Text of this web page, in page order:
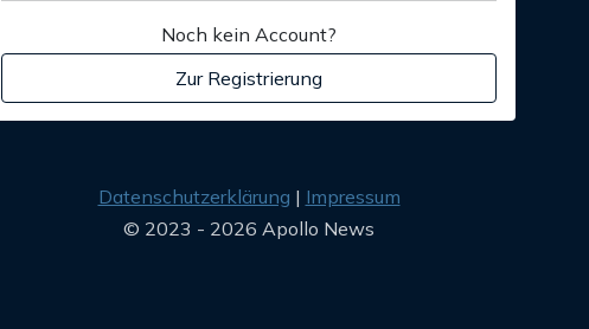
Noch kein Account?
Zur Registrierung
Datenschutzerklärung
Impressum
© 2023 - 2026 Apollo News